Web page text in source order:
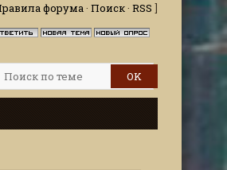
форума· Поиск· RSS ]